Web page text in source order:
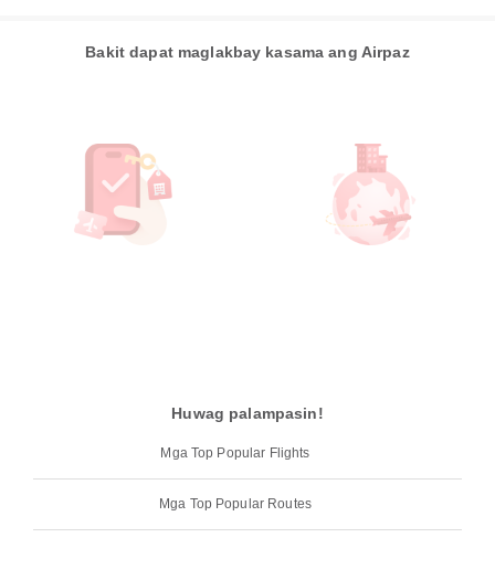
Bakit dapat maglakbay kasama ang Airpaz
Huwag palampasin!
Mga Top Popular Flights
Mga Top Popular Routes